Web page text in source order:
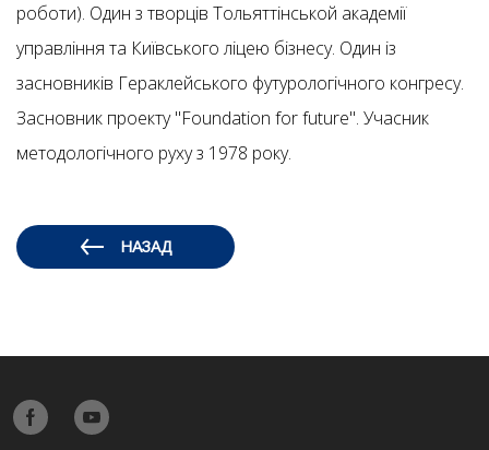
роботи). Один з творців Тольяттінськой академії
управління та Київського ліцею бізнесу. Один із
засновників Гераклейського футурологічного конгресу.
Засновник проекту "Foundation for future". Учасник
методологічного руху з 1978 року.
НАЗАД